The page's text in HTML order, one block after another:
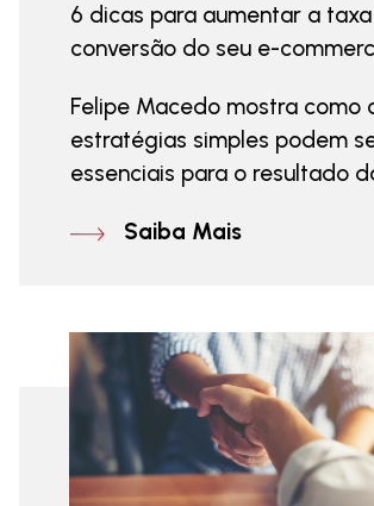
6 dicas para aumentar a
conversão do seu e-
Felipe Macedo mostra como
estratégias simples podem
essenciais para o resultado
Saiba Mais